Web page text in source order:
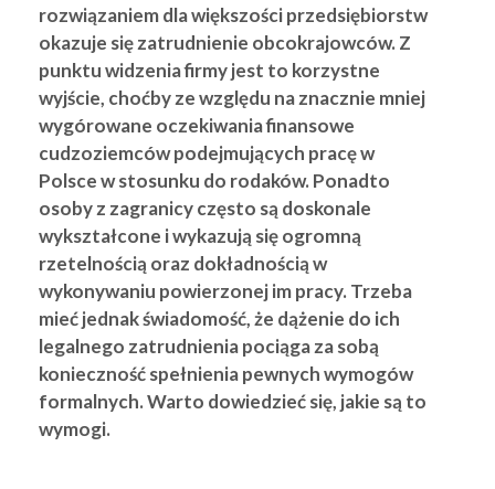
rozwiązaniem dla większości przedsiębiorstw
okazuje się zatrudnienie obcokrajowców. Z
punktu widzenia firmy jest to korzystne
wyjście, choćby ze względu na znacznie mniej
wygórowane oczekiwania finansowe
cudzoziemców podejmujących pracę w
Polsce w stosunku do rodaków. Ponadto
osoby z zagranicy często są doskonale
wykształcone i wykazują się ogromną
rzetelnością oraz dokładnością w
wykonywaniu powierzonej im pracy. Trzeba
mieć jednak świadomość, że dążenie do ich
legalnego zatrudnienia pociąga za sobą
konieczność spełnienia pewnych wymogów
formalnych. Warto dowiedzieć się, jakie są to
wymogi.